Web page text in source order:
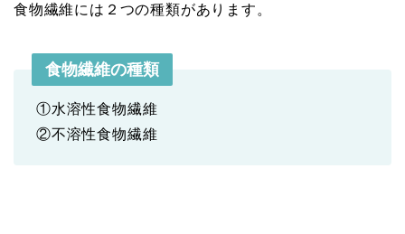
食物繊維には２つの種類があります。
食物繊維の種類
①水溶性食物繊維
②不溶性食物繊維